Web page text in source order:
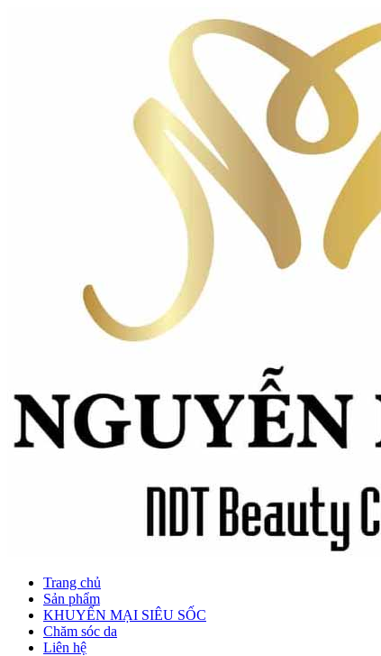
Trang chủ
Sản phẩm
KHUYẾN MẠI SIÊU SỐC
Chăm sóc da
Liên hệ